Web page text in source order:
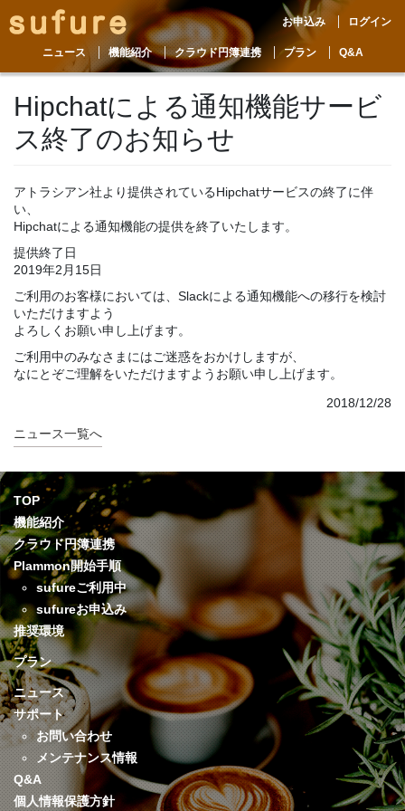
ニュース 機能紹介 クラウド円簿連携 プラン Q&A
お申込み ログイン
Hipchatによる通知機能サービ
ス終了のお知らせ
アトラシアン社より提供されているHipchatサービスの終了に伴
い、
Hipchatによる通知機能の提供を終了いたします。
提供終了日
2019年2月15日
ご利用のお客様においては、Slackによる通知機能への移行を検討
いただけますよう
よろしくお願い申し上げます。
ご利用中のみなさまにはご迷惑をおかけしますが、
なにとぞご理解をいただけますようお願い申し上げます。
2018/12/28
ニュース一覧へ
TOP
機能紹介
クラウド円簿連携
Plammon開始手順
sufureご利用中
sufureお申込み
推奨環境
プラン
ニュース
サポート
お問い合わせ
メンテナンス情報
Q&A
個人情報保護方針